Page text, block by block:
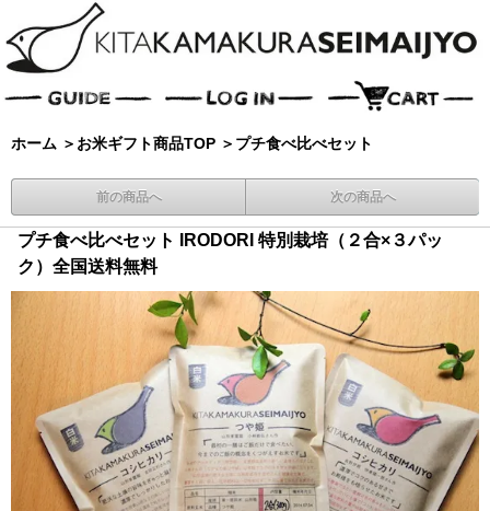
ホーム ＞ お米ギフト商品TOP ＞ プチ食べ比べセット
前の商品へ 次の商品へ
プチ食べ比べセット IRODORI 特別栽培（２合×３パッ
ク）全国送料無料